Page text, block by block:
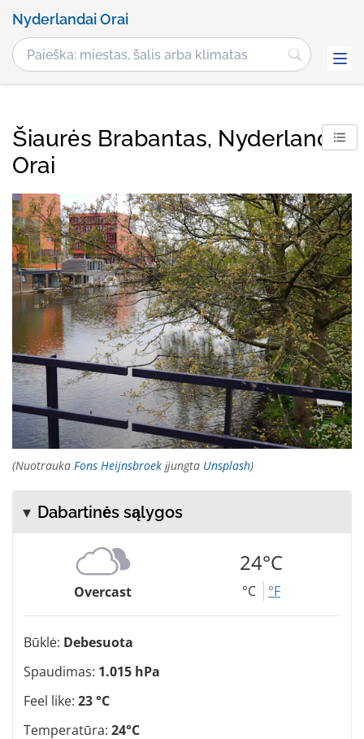
Nyderlandai Orai
Šiaurės Brabantas, Nyderlandai
Orai
(Nuotrauka Fons Heijnsbroek įjungta Unsplash)
Dabartinės sąlygos
Overcast
24°C
°C °F
Būklė: Debesuota
Spaudimas: 1.015 hPa
Feel like: 23 °C
Temperatūra: 24°C